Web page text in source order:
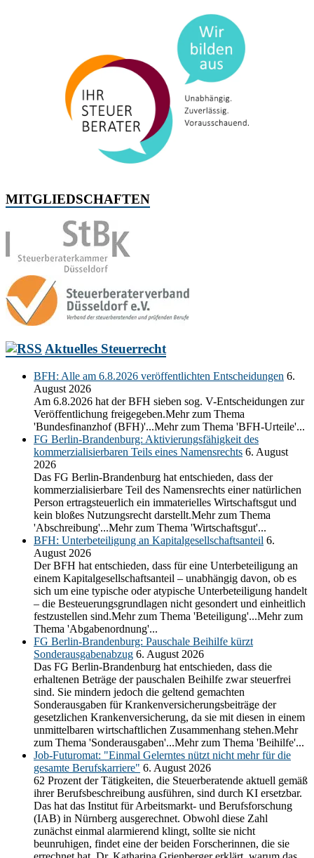
MITGLIEDSCHAFTEN
Aktuelles Steuerrecht
BFH: Alle am 6.8.2026 veröffentlichten Entscheidungen 6.
August 2026
Am 6.8.2026 hat der BFH sieben sog. V-Entscheidungen zur
Veröffentlichung freigegeben.Mehr zum Thema
'Bundesfinanzhof (BFH)'...Mehr zum Thema 'BFH-Urteile'...
FG Berlin-Brandenburg: Aktivierungsfähigkeit des
kommerzialisierbaren Teils eines Namensrechts 6. August
2026
Das FG Berlin-Brandenburg hat entschieden, dass der
kommerzialisierbare Teil des Namensrechts einer natürlichen
Person ertragsteuerlich ein immaterielles Wirtschaftsgut und
kein bloßes Nutzungsrecht darstellt.Mehr zum Thema
'Abschreibung'...Mehr zum Thema 'Wirtschaftsgut'...
BFH: Unterbeteiligung an Kapitalgesellschaftsanteil 6.
August 2026
Der BFH hat entschieden, dass für eine Unterbeteiligung an
einem Kapitalgesellschaftsanteil – unabhängig davon, ob es
sich um eine typische oder atypische Unterbeteiligung handelt
– die Besteuerungsgrundlagen nicht gesondert und einheitlich
festzustellen sind.Mehr zum Thema 'Beteiligung'...Mehr zum
Thema 'Abgabenordnung'...
FG Berlin-Brandenburg: Pauschale Beihilfe kürzt
Sonderausgabenabzug 6. August 2026
Das FG Berlin-Brandenburg hat entschieden, dass die
erhaltenen Beträge der pauschalen Beihilfe zwar steuerfrei
sind. Sie mindern jedoch die geltend gemachten
Sonderausgaben für Krankenversicherungsbeiträge der
gesetzlichen Krankenversicherung, da sie mit diesen in einem
unmittelbaren wirtschaftlichen Zusammenhang stehen.Mehr
zum Thema 'Sonderausgaben'...Mehr zum Thema 'Beihilfe'...
Job-Futuromat: "Einmal Gelerntes nützt nicht mehr für die
gesamte Berufskarriere" 6. August 2026
62 Prozent der Tätigkeiten, die Steuerberatende aktuell gemäß
ihrer Berufsbeschreibung ausführen, sind durch KI ersetzbar.
Das hat das Institut für Arbeitsmarkt- und Berufsforschung
(IAB) in Nürnberg ausgerechnet. Obwohl diese Zahl
zunächst einmal alarmierend klingt, sollte sie nicht
beunruhigen, findet eine der beiden Forscherinnen, die sie